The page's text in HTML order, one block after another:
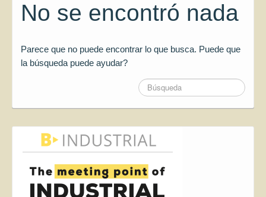
Itinerarios Turísticos
Red Internacional de Paisajes
No se encontró nada
Parece que no puede encontrar lo que busca. Puede que
la búsqueda puede ayudar?